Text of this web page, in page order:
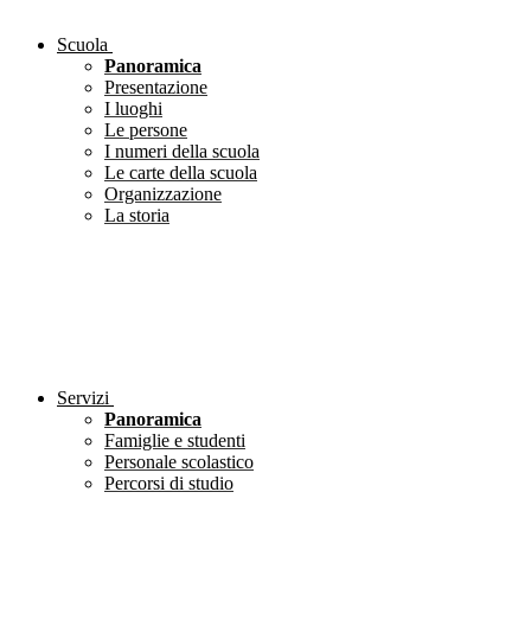
Scuola
Panoramica
Presentazione
I luoghi
Le persone
I numeri della scuola
Le carte della scuola
Organizzazione
La storia
Servizi
Panoramica
Famiglie e studenti
Personale scolastico
Percorsi di studio